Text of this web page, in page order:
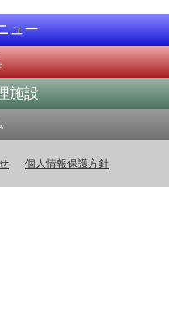
ュー
施設
個人情報保護方針